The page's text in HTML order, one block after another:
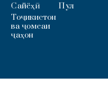
Сайёҳӣ
Тоҷикистон
ва ҷомеаи
ҷаҳон
Пул